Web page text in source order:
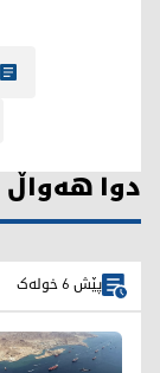
دوا هەواڵ
پێش 6 خولەک